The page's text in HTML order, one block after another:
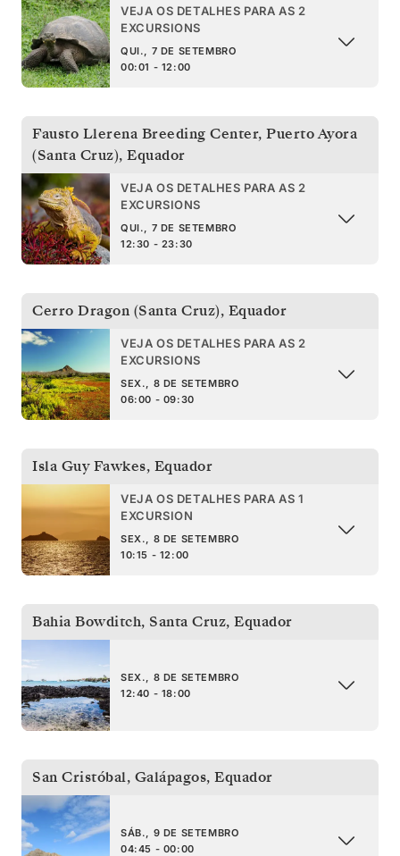
VEJA OS DETALHES PARA AS 2
EXCURSIONS
QUI., 7 DE SETEMBRO
00:01 - 12:00
Fausto Llerena Breeding Center, Puerto Ayora
(Santa Cruz), Equador
VEJA OS DETALHES PARA AS 2
EXCURSIONS
QUI., 7 DE SETEMBRO
12:30 - 23:30
Cerro Dragon (Santa Cruz), Equador
VEJA OS DETALHES PARA AS 2
EXCURSIONS
SEX., 8 DE SETEMBRO
06:00 - 09:30
Isla Guy Fawkes, Equador
VEJA OS DETALHES PARA AS 1
EXCURSION
SEX., 8 DE SETEMBRO
10:15 - 12:00
Bahia Bowditch, Santa Cruz, Equador
SEX., 8 DE SETEMBRO
12:40 - 18:00
San Cristóbal, Galápagos, Equador
SÁB., 9 DE SETEMBRO
04:45 - 00:00